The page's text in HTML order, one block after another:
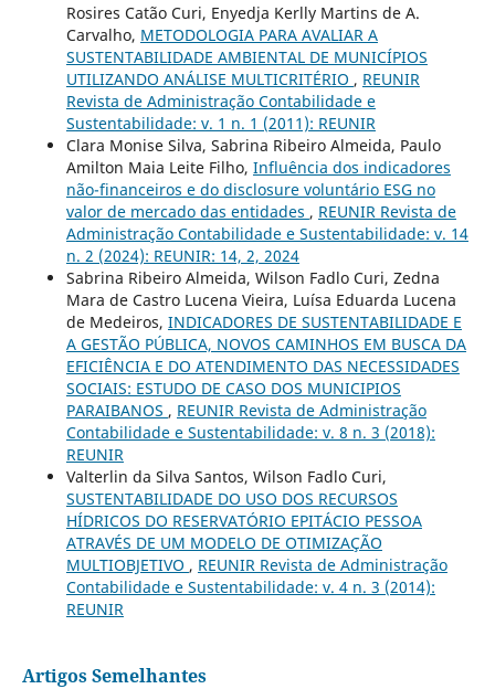
Rosires Catão Curi, Enyedja Kerlly Martins de A.
Carvalho, METODOLOGIA PARA AVALIAR A
SUSTENTABILIDADE AMBIENTAL DE MUNICÍPIOS
UTILIZANDO ANÁLISE MULTICRITÉRIO , REUNIR
Revista de Administração Contabilidade e
Sustentabilidade: v. 1 n. 1 (2011): REUNIR
Clara Monise Silva, Sabrina Ribeiro Almeida, Paulo
Amilton Maia Leite Filho, Influência dos indicadores
não-financeiros e do disclosure voluntário ESG no
valor de mercado das entidades , REUNIR Revista de
Administração Contabilidade e Sustentabilidade: v. 14
n. 2 (2024): REUNIR: 14, 2, 2024
Sabrina Ribeiro Almeida, Wilson Fadlo Curi, Zedna
Mara de Castro Lucena Vieira, Luísa Eduarda Lucena
de Medeiros, INDICADORES DE SUSTENTABILIDADE E
A GESTÃO PÚBLICA, NOVOS CAMINHOS EM BUSCA DA
EFICIÊNCIA E DO ATENDIMENTO DAS NECESSIDADES
SOCIAIS: ESTUDO DE CASO DOS MUNICIPIOS
PARAIBANOS , REUNIR Revista de Administração
Contabilidade e Sustentabilidade: v. 8 n. 3 (2018):
REUNIR
Valterlin da Silva Santos, Wilson Fadlo Curi,
SUSTENTABILIDADE DO USO DOS RECURSOS
HÍDRICOS DO RESERVATÓRIO EPITÁCIO PESSOA
ATRAVÉS DE UM MODELO DE OTIMIZAÇÃO
MULTIOBJETIVO , REUNIR Revista de Administração
Contabilidade e Sustentabilidade: v. 4 n. 3 (2014):
REUNIR
Artigos Semelhantes